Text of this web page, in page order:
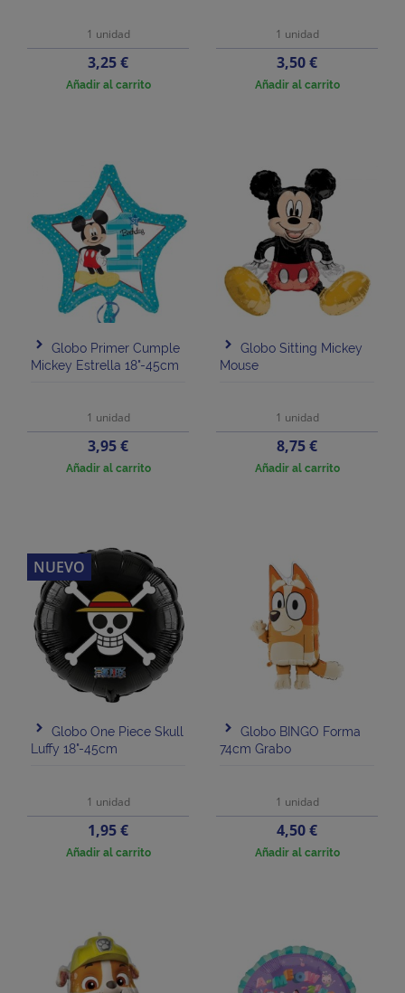
1 unidad
Precio
3,25 €
Añadir al carrito
1 unidad
Precio
3,50 €
Añadir al carrito
Globo Primer Cumple
Mickey Estrella 18"-45cm
1 unidad
Precio
3,95 €
Añadir al carrito
Globo Sitting Mickey
Mouse
1 unidad
Precio
8,75 €
Añadir al carrito
Globo One Piece Skull
Luffy 18"-45cm
1 unidad
Precio
1,95 €
Añadir al carrito
NUEVO
Globo BINGO Forma
74cm Grabo
1 unidad
Precio
4,50 €
Añadir al carrito